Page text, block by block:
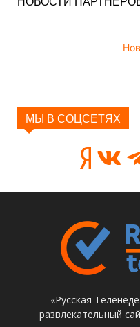
МЫ В СОЦСЕТЯХ
«Русская
развлекательный